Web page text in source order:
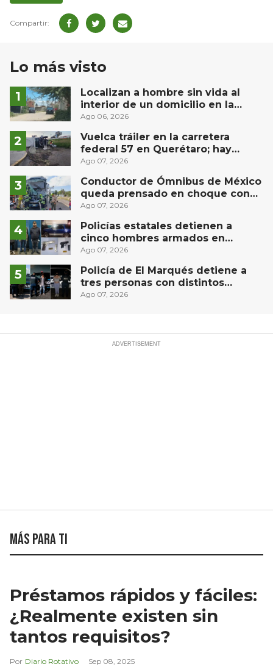
Lo más visto
Localizan a hombre sin vida al
interior de un domicilio en la
comunidad El Rodeo, San Juan del
Ago 06, 2026
Vuelca tráiler en la carretera
federal 57 en Querétaro; hay
derrame de combustible
controlado, sin lesionados
Ago 07, 2026
Conductor de Ómnibus de México
queda prensado en choque con
materialista en San Juan del Río
Ago 07, 2026
Policías estatales detienen a
cinco hombres armados en
Puebla capital
Ago 07, 2026
Policía de El Marqués detiene a
tres personas con distintos
narcóticos
Ago 07, 2026
Más para ti
Préstamos rápidos y fáciles:
¿Realmente existen sin
tantos requisitos?
Diario Rotativo Sep 08, 2025